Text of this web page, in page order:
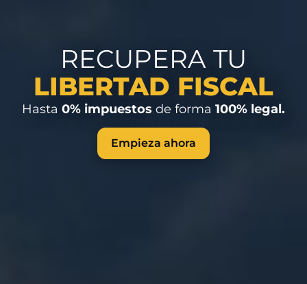
RECUPERA TU
LIBERTAD FISCAL
Hasta 0% impuestos de forma 100% legal.
Empieza ahora